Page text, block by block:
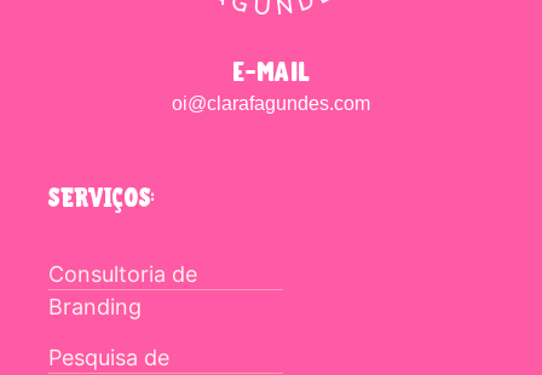
e-mail
oi@clarafagundes.com
SERVIÇOS:
Consultoria de
Branding
Pesquisa de